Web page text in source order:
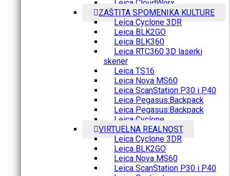
Leica CloudWorx
ZAŠTITA SPOMENIKA KULTURE
Leica Cyclone 3DR
Leica BLK2GO
Leica BLK360
Leica RTC360 3D laserki
skener
Leica TS16
Leica Nova MS60
Leica ScanStation P30 i P40
Leica Pegasus:Backpack
Leica Pegasus:Backpack
Leica Cyclone
VIRTUELNA REALNOST
Leica Cyclone 3DR
Leica BLK2GO
Leica Nova MS60
Leica ScanStation P30 i P40